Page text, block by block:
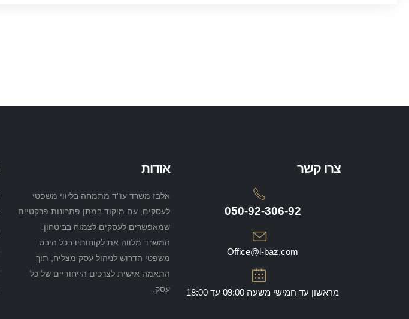
צרו קשר
050-92-306-92
Office@l-baz.com
מראשון עד חמישי משעה 09:00 עד 18:00
אודות
אלבז משרד עו"ד מתמחה בליווי משפטי
לעסקים, עם מיקוד במתן פתרונות פרקטיים
שמאפשרים לעסקים לצמוח בביטחון.
המשרד מלווה את לקוחותיו בכל היבט
משפטי הדרוש לניהול עסק מצליח, תוך
התאמה אישית לצרכים הייחודיים של כל
עסק.